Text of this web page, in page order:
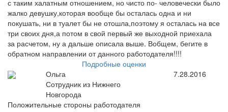
с таким халатным отношением, но чисто по- человечески было
жалко девушку,которая вообще бы осталась одна и ни
покушать, ни в туалет бы не отошла,поэтому я осталась на все
три своих дня,а потом в свой первый же выходной приехала
за расчетом, ну а дальше описала выше. Вобщем, бегите в
обратном направлении от данного работодателя!!!!
Подробные оценки
Ольга
Сотрудник из Нижнего
Новгорода
7.28.2016
Положительные стороны работодателя